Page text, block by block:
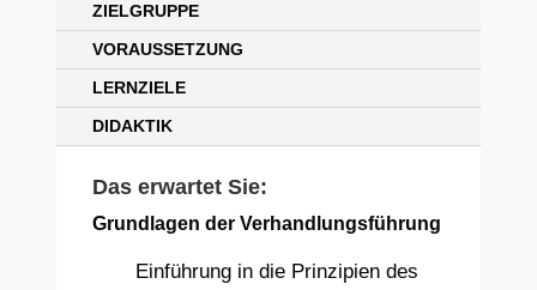
ZIELGRUPPE
VORAUSSETZUNG
LERNZIELE
DIDAKTIK
Das erwartet Sie:
Grundlagen der Verhandlungsführung
Einführung in die Prinzipien des